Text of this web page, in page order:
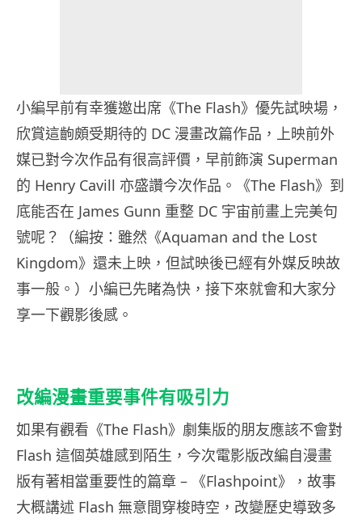
小編早前有幸獲邀出席《The Flash》優先試映場，
欣賞這齣頗受期待的 DC 漫畫改篇作品，上映前外
媒已對今次作品有很高評價，早前飾演 Superman
的 Henry Cavill 亦盛讚今次作品。《The Flash》到
底能否在 James Gunn 重整 DC 宇宙前畫上完美句
號呢？（編按：雖然《Aquaman and the Lost
Kingdom》還未上映，但試映後已經有外媒反映故
事一般。）小編已先睹為快，接下來就會和大家分
享一下觀影後感。
改編漫畫重要事件有吸引力
如果有觀看《The Flash》劇集版的朋友應該不會對
Flash 這個英雄感到陌生，今次電影版改編自漫畫
版有著相當重要性的篇章 – 《Flashpoint》，故事
大概講述 Flash 無意間穿梭時空，改變歷史導致多